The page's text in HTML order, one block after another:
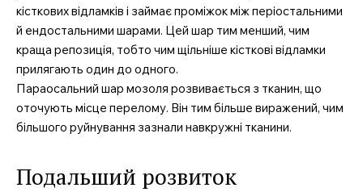
кісткових відламків і займає проміжок між періостальними
й ендостальними шарами. Цей шар тим менший, чим
краща репозиція, тобто чим щільніше кісткові відламки
прилягають один до одного.
Параосальний шар мозоля розвивається з тканин, що
оточують місце перелому. Він тим більше виражений, чим
більшого руйнування зазнали навкружні тканини.
Подальший розвиток